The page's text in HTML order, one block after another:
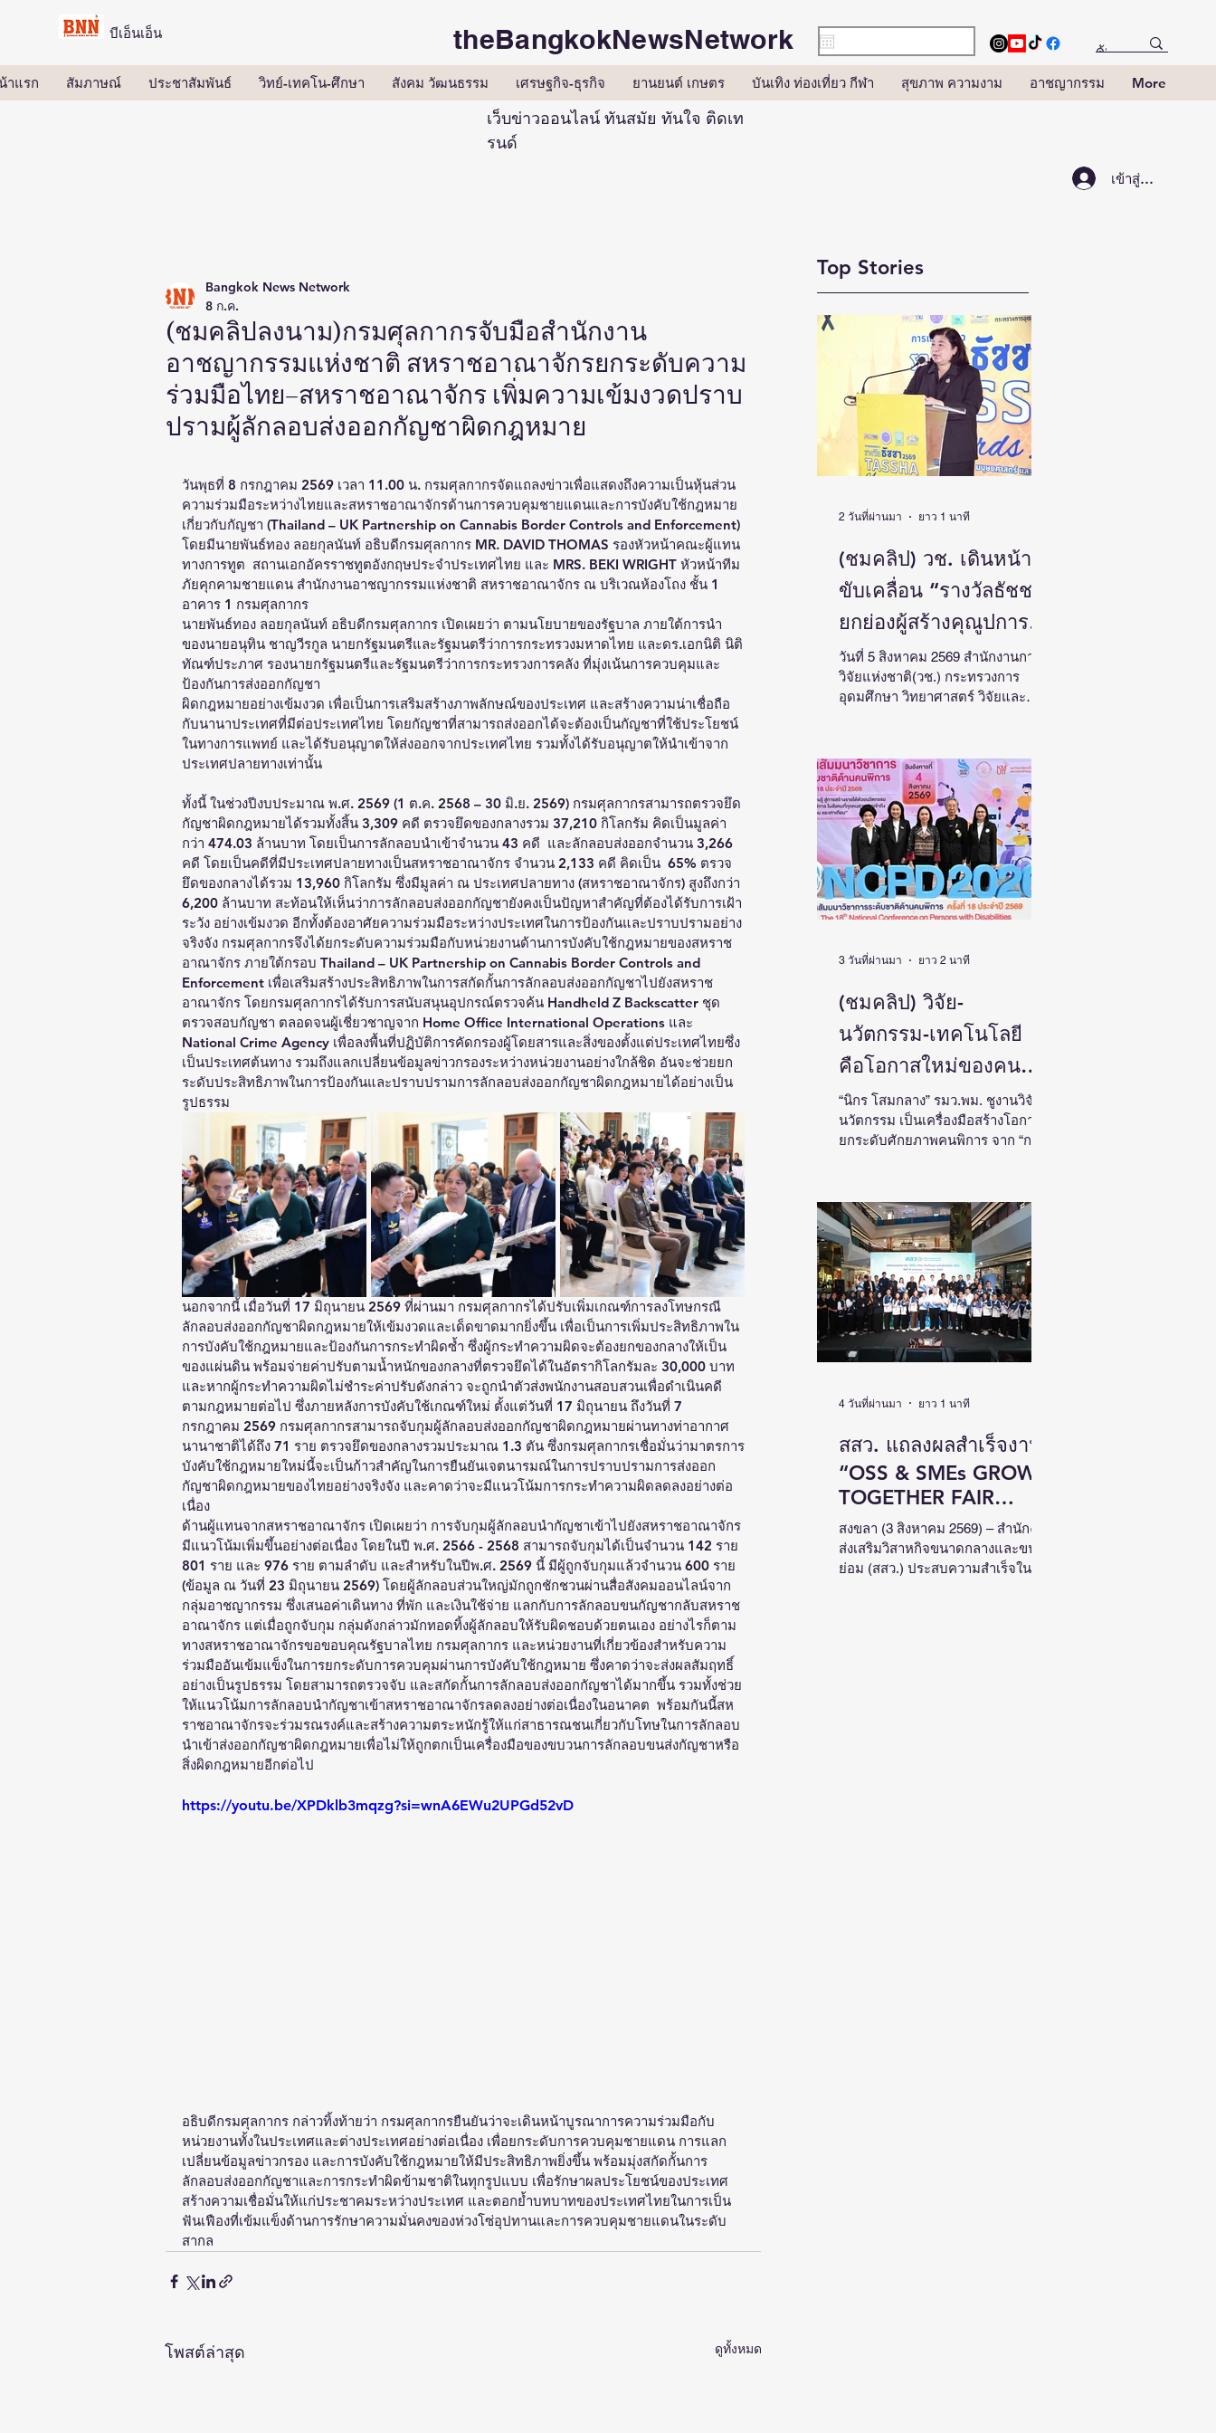
บีเอ็นเอ็น theBangkokNewsNetwork
าแรก สัมภาษณ์ ประชาสัมพันธ์ วิทย์-เทคโน-ศึกษา สังคม วัฒนธรรม เศรษฐกิจ-ธุรกิจ ยานยนต์ เกษตร บันเทิง ท่องเที่ยว กีฬา สุขภาพ ความงาม อาชญากรรม More
เว็บข่าวออนไลน์ ทันสมัย ทันใจ ติดเท
รนด์
เข้าสู่ระบบ
(ชมคลิปลงนาม)กรมศุลกากรจับมือสำนักงาน
อาชญากรรมแห่งชาติ สหราชอาณาจักรยกระดับความ
ร่วมมือไทย–สหราชอาณาจักร เพิ่มความเข้มงวดปราบ
ปรามผู้ลักลอบส่งออกกัญชาผิดกฎหมาย
Bangkok News Network
8 ก.ค.
วันพุธที่ 8 กรกฎาคม 2569 เวลา 11.00 น. กรมศุลกากรจัดแถลงข่าวเพื่อแสดงถึงความเป็นหุ้นส่วน
ความร่วมมือระหว่างไทยและสหราชอาณาจักรด้านการควบคุมชายแดนและการบังคับใช้กฎหมาย
เกี่ยวกับกัญชา (Thailand – UK Partnership on Cannabis Border Controls and Enforcement)
โดยมีนายพันธ์ทอง ลอยกุลนันท์ อธิบดีกรมศุลกากร MR. DAVID THOMAS รองหัวหน้าคณะผู้แทน
ทางการทูต  สถานเอกอัครราชทูตอังกฤษประจำประเทศไทย และ MRS. BEKI WRIGHT หัวหน้าทีม
ภัยคุกคามชายแดน สำนักงานอาชญากรรมแห่งชาติ สหราชอาณาจักร ณ บริเวณห้องโถง ชั้น 1
อาคาร 1 กรมศุลกากร
นายพันธ์ทอง ลอยกุลนันท์ อธิบดีกรมศุลกากร เปิดเผยว่า ตามนโยบายของรัฐบาล ภายใต้การนำ
ของนายอนุทิน ชาญวีรกูล นายกรัฐมนตรีและรัฐมนตรีว่าการกระทรวงมหาดไทย และดร.เอกนิติ นิติ
ทัณฑ์ประภาศ รองนายกรัฐมนตรีและรัฐมนตรีว่าการกระทรวงการคลัง ที่มุ่งเน้นการควบคุมและ
ป้องกันการส่งออกกัญชา
ผิดกฎหมายอย่างเข้มงวด เพื่อเป็นการเสริมสร้างภาพลักษณ์ของประเทศ และสร้างความน่าเชื่อถือ
กับนานาประเทศที่มีต่อประเทศไทย โดยกัญชาที่สามารถส่งออกได้จะต้องเป็นกัญชาที่ใช้ประโยชน์
ในทางการแพทย์ และได้รับอนุญาตให้ส่งออกจากประเทศไทย รวมทั้งได้รับอนุญาตให้นำเข้าจาก
ประเทศปลายทางเท่านั้น
ทั้งนี้ ในช่วงปีงบประมาณ พ.ศ. 2569 (1 ต.ค. 2568 – 30 มิ.ย. 2569) กรมศุลกากรสามารถตรวจยึด
กัญชาผิดกฎหมายได้รวมทั้งสิ้น 3,309 คดี ตรวจยึดของกลางรวม 37,210 กิโลกรัม คิดเป็นมูลค่า
กว่า 474.03 ล้านบาท โดยเป็นการลักลอบนำเข้าจำนวน 43 คดี  และลักลอบส่งออกจำนวน 3,266
คดี โดยเป็นคดีที่มีประเทศปลายทางเป็นสหราชอาณาจักร จำนวน 2,133 คดี คิดเป็น  65% ตรวจ
ยึดของกลางได้รวม 13,960 กิโลกรัม ซึ่งมีมูลค่า ณ ประเทศปลายทาง (สหราชอาณาจักร) สูงถึงกว่า
6,200 ล้านบาท สะท้อนให้เห็นว่าการลักลอบส่งออกกัญชายังคงเป็นปัญหาสำคัญที่ต้องได้รับการเฝ้า
ระวัง อย่างเข้มงวด อีกทั้งต้องอาศัยความร่วมมือระหว่างประเทศในการป้องกันและปราบปรามอย่าง
จริงจัง กรมศุลกากรจึงได้ยกระดับความร่วมมือกับหน่วยงานด้านการบังคับใช้กฎหมายของสหราช
อาณาจักร ภายใต้กรอบ Thailand – UK Partnership on Cannabis Border Controls and
Enforcement เพื่อเสริมสร้างประสิทธิภาพในการสกัดกั้นการลักลอบส่งออกกัญชาไปยังสหราช
อาณาจักร โดยกรมศุลกากรได้รับการสนับสนุนอุปกรณ์ตรวจค้น Handheld Z Backscatter ชุด
ตรวจสอบกัญชา ตลอดจนผู้เชี่ยวชาญจาก Home Office International Operations และ
National Crime Agency เพื่อลงพื้นที่ปฏิบัติการคัดกรองผู้โดยสารและสิ่งของตั้งแต่ประเทศไทยซึ่ง
เป็นประเทศต้นทาง รวมถึงแลกเปลี่ยนข้อมูลข่าวกรองระหว่างหน่วยงานอย่างใกล้ชิด อันจะช่วยยก
ระดับประสิทธิภาพในการป้องกันและปราบปรามการลักลอบส่งออกกัญชาผิดกฎหมายได้อย่างเป็น
รูปธรรม
นอกจากนี้ เมื่อวันที่ 17 มิถุนายน 2569 ที่ผ่านมา กรมศุลกากรได้ปรับเพิ่มเกณฑ์การลงโทษกรณี
ลักลอบส่งออกกัญชาผิดกฎหมายให้เข้มงวดและเด็ดขาดมากยิ่งขึ้น เพื่อเป็นการเพิ่มประสิทธิภาพใน
การบังคับใช้กฎหมายและป้องกันการกระทำผิดซ้ำ ซึ่งผู้กระทำความผิดจะต้องยกของกลางให้เป็น
ของแผ่นดิน พร้อมจ่ายค่าปรับตามน้ำหนักของกลางที่ตรวจยึดได้ในอัตรากิโลกรัมละ 30,000 บาท
และหากผู้กระทำความผิดไม่ชำระค่าปรับดังกล่าว จะถูกนำตัวส่งพนักงานสอบสวนเพื่อดำเนินคดี
ตามกฎหมายต่อไป ซึ่งภายหลังการบังคับใช้เกณฑ์ใหม่ ตั้งแต่วันที่ 17 มิถุนายน ถึงวันที่ 7
กรกฎาคม 2569 กรมศุลกากรสามารถจับกุมผู้ลักลอบส่งออกกัญชาผิดกฎหมายผ่านทางท่าอากาศ
นานาชาติได้ถึง 71 ราย ตรวจยึดของกลางรวมประมาณ 1.3 ตัน ซึ่งกรมศุลกากรเชื่อมั่นว่ามาตรการ
บังคับใช้กฎหมายใหม่นี้จะเป็นก้าวสำคัญในการยืนยันเจตนารมณ์ในการปราบปรามการส่งออก
กัญชาผิดกฎหมายของไทยอย่างจริงจัง และคาดว่าจะมีแนวโน้มการกระทำความผิดลดลงอย่างต่อ
เนื่อง
ด้านผู้แทนจากสหราชอาณาจักร เปิดเผยว่า การจับกุมผู้ลักลอบนำกัญชาเข้าไปยังสหราชอาณาจักร
มีแนวโน้มเพิ่มขึ้นอย่างต่อเนื่อง โดยในปี พ.ศ. 2566 - 2568 สามารถจับกุมได้เป็นจำนวน 142 ราย
801 ราย และ 976 ราย ตามลำดับ และสำหรับในปีพ.ศ. 2569 นี้ มีผู้ถูกจับกุมแล้วจำนวน 600 ราย
(ข้อมูล ณ วันที่ 23 มิถุนายน 2569) โดยผู้ลักลอบส่วนใหญ่มักถูกชักชวนผ่านสื่อสังคมออนไลน์จาก
กลุ่มอาชญากรรม ซึ่งเสนอค่าเดินทาง ที่พัก และเงินใช้จ่าย แลกกับการลักลอบขนกัญชากลับสหราช
อาณาจักร แต่เมื่อถูกจับกุม กลุ่มดังกล่าวมักทอดทิ้งผู้ลักลอบให้รับผิดชอบด้วยตนเอง อย่างไรก็ตาม
ทางสหราชอาณาจักรขอขอบคุณรัฐบาลไทย กรมศุลกากร และหน่วยงานที่เกี่ยวข้องสำหรับความ
ร่วมมืออันเข้มแข็งในการยกระดับการควบคุมผ่านการบังคับใช้กฎหมาย ซึ่งคาดว่าจะส่งผลสัมฤทธิ์
อย่างเป็นรูปธรรม โดยสามารถตรวจจับ และสกัดกั้นการลักลอบส่งออกกัญชาได้มากขึ้น รวมทั้งช่วย
ให้แนวโน้มการลักลอบนำกัญชาเข้าสหราชอาณาจักรลดลงอย่างต่อเนื่องในอนาคต  พร้อมกันนี้สห
ราชอาณาจักรจะร่วมรณรงค์และสร้างความตระหนักรู้ให้แก่สาธารณชนเกี่ยวกับโทษในการลักลอบ
นำเข้าส่งออกกัญชาผิดกฎหมายเพื่อไม่ให้ถูกตกเป็นเครื่องมือของขบวนการลักลอบขนส่งกัญชาหรือ
สิ่งผิดกฎหมายอีกต่อไป
https://youtu.be/XPDklb3mqzg?si=wnA6EWu2UPGd52vD
อธิบดีกรมศุลกากร กล่าวทิ้งท้ายว่า กรมศุลกากรยืนยันว่าจะเดินหน้าบูรณาการความร่วมมือกับ
หน่วยงานทั้งในประเทศและต่างประเทศอย่างต่อเนื่อง เพื่อยกระดับการควบคุมชายแดน การแลก
เปลี่ยนข้อมูลข่าวกรอง และการบังคับใช้กฎหมายให้มีประสิทธิภาพยิ่งขึ้น พร้อมมุ่งสกัดกั้นการ
ลักลอบส่งออกกัญชาและการกระทำผิดข้ามชาติในทุกรูปแบบ เพื่อรักษาผลประโยชน์ของประเทศ
สร้างความเชื่อมั่นให้แก่ประชาคมระหว่างประเทศ และตอกย้ำบทบาทของประเทศไทยในการเป็น
ฟันเฟืองที่เข้มแข็งด้านการรักษาความมั่นคงของห่วงโซ่อุปทานและการควบคุมชายแดนในระดับ
สากล
โพสต์ล่าสุด ดูทั้งหมด
Top Stories
(ชมคลิป) วช. เดินหน้า
ขับเคลื่อน “รางวัลธัชชา”
ยกย่องผู้สร้างคุณูปการ
ด้านสังคมศาสตร์
มนุษยศาสตร์ และ
งานวิจัยสู่การพัฒนา
ประเทศ
วันที่ 5 สิงหาคม 2569 สำนักงานการ
วิจัยแห่งชาติ(วช.) กระทรวงการ
อุดมศึกษา วิทยาศาสตร์ วิจัยและ
และศิลปกรรมศาสตร์แห่ง
ประเทศไทย “รางวัลธัชชา” (TASSHA
Awards) ประจำปีงบประมาณ 2569
โดย ดร.วิภารัตน์ ดีอ่อง ผู้อำนวยการ
สำนักงานการวิจัยแห่งชาติ เป็น
ประธานในงานแถลงข่าวพร้อมด้วย
คณะผู้บริหาร ผู้ทรงคุณวุฒิ วช. นัก
วิจัย และผู้สนใจเข้าร่วม ณ ศูนย์
สารสนเทศกลางด้านวิทยาศาสตร์
แห่งชาติ ดร.วิภารัตน์ ดีอ
2 วันที่ผ่านมา ยาว 1 นาที
(ชมคลิป) วิจัย-
นวัตกรรม-เทคโนโลยี
คือโอกาสใหม่ของคน
พิการไทย และพลังขับ
เคลื่อนเศรษฐกิจประเทศ
“นิกร โสมกลาง” รมว.พม. ชูงานวิจัย-
นวัตกรรม เป็นเครื่องมือสร้างโอกาส
ยกระดับศักยภาพคนพิการ จาก “การ
สร้างสังคมที่ทุกคนเข้าถึง มีส่วนร่วม
เติบโตไปด้วยกัน วันที่ 4 สิงหาคม
2569 นายนิกร โสมกลาง รัฐมนตรี
ว่าการกระทรวงการพัฒนาสังคมและ
ความมั่นคงของมนุษย์ (รมว.พม.) เป็น
ประธานเปิดงานสัมมนาวิชาการระดับ
ชาติด้านคนพิการ ครั้งที่ 18 (NCPD
2026) ภายใต้แนวคิด “From Learning
to Earning : Innovation for Persons
3 วันที่ผ่านมา ยาว 2 นาที
สสว. แถลงผลสำเร็จงาน
“OSS & SMEs GROW
TOGETHER FAIR
2026”ณ จังหวัดสงขลา
สร้างมูลค่าเศรษฐกิจ
สงขลา (3 สิงหาคม 2569) – สำนักงาน
ส่งเสริมวิสาหกิจขนาดกลางและขนาด
ย่อม (สสว.) ประสบความสำเร็จใน
4 วันที่ผ่านมา ยาว 1 นาที